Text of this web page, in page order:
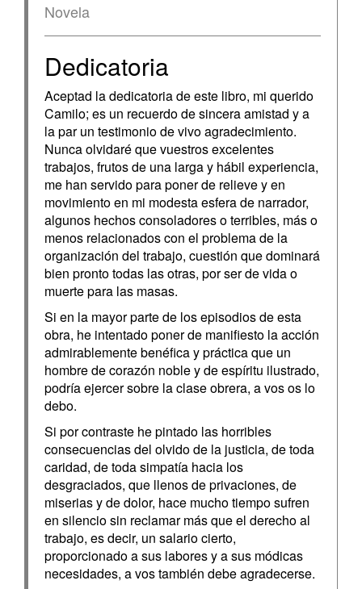
Novela
Dedicatoria
Aceptad la dedicatoria de este libro, mi querido
Camilo; es un recuerdo de sincera amistad y a
la par un testimonio de vivo agradecimiento.
Nunca olvidaré que vuestros excelentes
trabajos, frutos de una larga y hábil experiencia,
me han servido para poner de relieve y en
movimiento en mi modesta esfera de narrador,
algunos hechos consoladores o terribles, más o
menos relacionados con el problema de la
organización del trabajo, cuestión que dominará
bien pronto todas las otras, por ser de vida o
muerte para las masas.
Si en la mayor parte de los episodios de esta
obra, he intentado poner de manifiesto la acción
admirablemente benéfica y práctica que un
hombre de corazón noble y de espíritu ilustrado,
podría ejercer sobre la clase obrera, a vos os lo
debo.
Si por contraste he pintado las horribles
consecuencias del olvido de la justicia, de toda
caridad, de toda simpatía hacia los
desgraciados, que llenos de privaciones, de
miserias y de dolor, hace mucho tiempo sufren
en silencio sin reclamar más que el derecho al
trabajo, es decir, un salario cierto,
proporcionado a sus labores y a sus módicas
necesidades, a vos también debe agradecerse.